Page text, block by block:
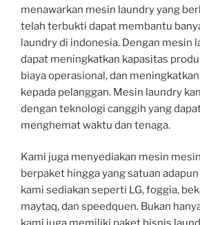
menawarkan mesin laundry yang
telah terbukti dapat membantu
laundry di indonesia. Dengan mesin
dapat meningkatkan kapasitas
biaya operasional, dan
kepada pelanggan. Mesin laundry
dengan teknologi canggih yang
menghemat waktu dan tenaga.
Kami juga menyediakan mesin
berpaket hingga yang satuan
kami sediakan seperti LG, foggia,
maytaq, dan speedquen. Bukan